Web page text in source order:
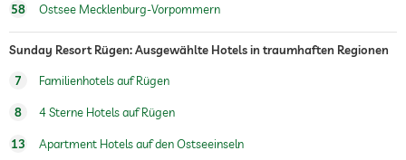
Wellnessmassagen
Rücken-Nacken-Massagen
Ganzkörpermassagen
58 Ostsee Mecklenburg-Vorpommern
Sunday Resort Rügen: Ausgewählte Hotels in traumhaften Regionen
7 Familienhotels auf Rügen
8 4 Sterne Hotels auf Rügen
13 Apartment Hotels auf den Ostseeinseln